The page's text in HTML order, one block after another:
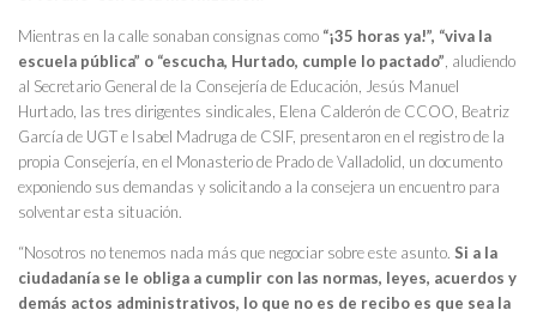
Mientras en la calle sonaban consignas como “¡35 horas ya!”, “viva la
escuela pública” o “escucha, Hurtado, cumple lo pactado” , aludiendo
al Secretario General de la Consejería de Educación, Jesús Manuel
Hurtado, las tres dirigentes sindicales, Elena Calderón de CCOO, Beatriz
García de UGT e Isabel Madruga de CSIF, presentaron en el registro de la
propia Consejería, en el Monasterio de Prado de Valladolid, un documento
exponiendo sus demandas y solicitando a la consejera un encuentro para
solventar esta situación.
“Nosotros no tenemos nada más que negociar sobre este asunto. Si a la
ciudadanía se le obliga a cumplir con las normas, leyes, acuerdos y
demás actos administrativos, lo que no es de recibo es que sea la